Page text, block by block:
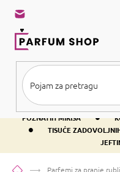
sadržaj
BESPLATNA DOSTAVA IZNAD
POZNATIH MIRISA
•
• TISUĆE
PočetnaParfemi za pranje